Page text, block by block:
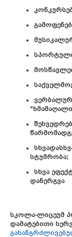
სპორტული
სტუმრობა;
სხვა
დანერგვა
სკოლა-ლიცეუმ
დამატებითი